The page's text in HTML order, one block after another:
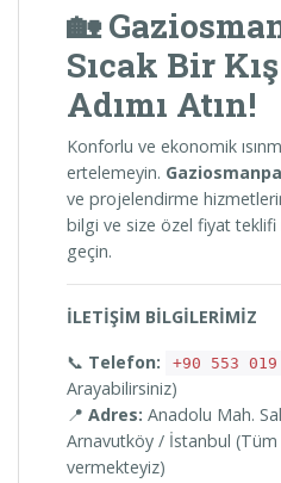
🏡
Sıcak Bir
Adımı Atın!
Konforlu ve ekonomik
ertelemeyin.
ve projelendirme
bilgi ve size özel fiyat
geçin.
İLETİŞİM BİLGİLERİMİZ
📞 Telefon: +90 553
Arayabilirsiniz)
📍 Adres: Anadolu Mah.
Arnavutköy / İstanbul (Tüm
vermekteyiz)